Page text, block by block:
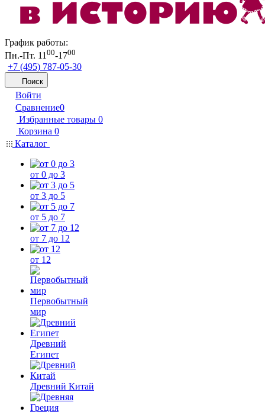
График работы:
Пн.-Пт. 1100-1700
+7 (495) 787-05-30
Поиск
Войти
Сравнение0
Избранные товары 0
Корзина 0
Каталог
от 0 до 3
от 3 до 5
от 5 до 7
от 7 до 12
от 12
Первобытный
мир
Древний
Египет
Древний Китай